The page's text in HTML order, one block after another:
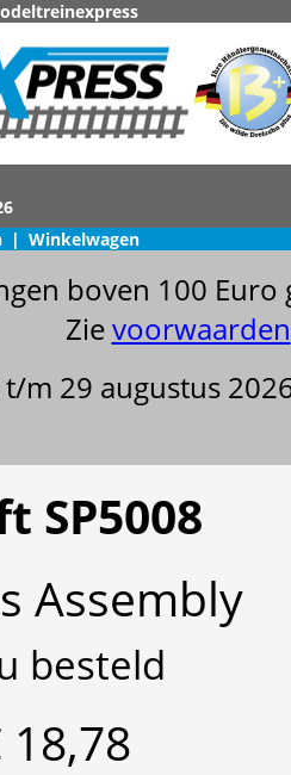
| Winkelwagen
boven 100
Zievoorwaarden
m 29 augustus
SP5008
Assembly
besteld